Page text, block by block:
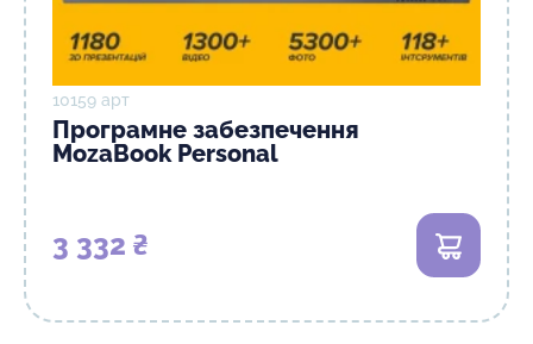
10159 арт
Програмне забезпечення
MozaBook Personal
3 332 ₴ В кошик